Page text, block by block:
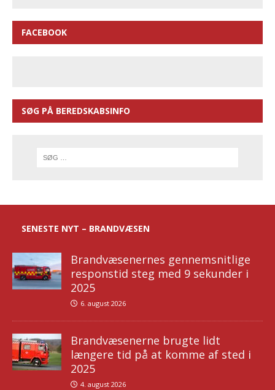
FACEBOOK
SØG PÅ BEREDSKABSINFO
SENESTE NYT – BRANDVÆSEN
Brandvæsenernes gennemsnitlige
responstid steg med 9 sekunder i
2025
6. august 2026
Brandvæsenerne brugte lidt
længere tid på at komme af sted i
2025
4. august 2026